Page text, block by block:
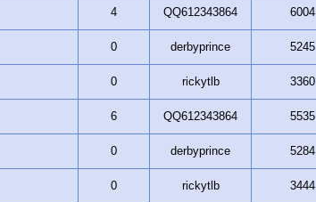
4 QQ612343864 6004
0 derbyprince 5245
0 rickytlb 3360
6 QQ612343864 5535
0 derbyprince 5284
0 rickytlb 3444